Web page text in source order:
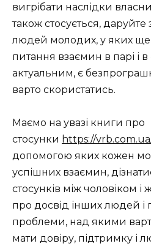
вигрібати наслідки
також стосується,
людей молодих, у яких ще
питання взаємин в парі і
актуальним, є
варто скористатись.
Маємо на увазі книги про
стосунки https://
допомогою яких кожен
успішних взаємин,
стосунків між чоловіком і
про досвід інших людей і
проблеми, над якими
мати довіру, підтримку і